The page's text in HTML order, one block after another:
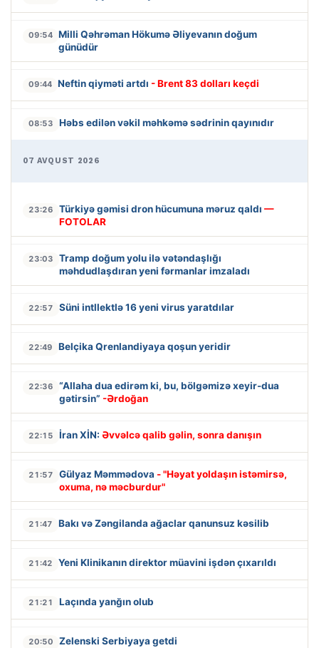
09:54 Milli Qəhrəman Hökumə Əliyevanın doğum
günüdür
09:44 Neftin qiyməti artdı - Brent 83 dolları keçdi
08:53 Həbs edilən vəkil məhkəmə sədrinin qayınıdır
07 AVQUST 2026
23:26 Türkiyə gəmisi dron hücumuna məruz qaldı —
FOTOLAR
23:03
Tramp doğum yolu ilə vətəndaşlığı
məhdudlaşdıran yeni fərmanlar imzaladı
22:57 Süni intllektlə 16 yeni virus yaratdılar
22:49 Belçika Qrenlandiyaya qoşun yeridir
22:36
“Allaha dua edirəm ki, bu, bölgəmizə xeyir-dua
gətirsin” -Ərdoğan
22:15 İran XİN: Əvvəlcə qalib gəlin, sonra danışın
21:57 Gülyaz Məmmədova - "Həyat yoldaşın istəmirsə,
oxuma, nə məcburdur"
21:47 Bakı və Zəngilanda ağaclar qanunsuz kəsilib
21:42 Yeni Klinikanın direktor müavini işdən çıxarıldı
21:21 Laçında yanğın olub
20:50 Zelenski Serbiyaya getdi